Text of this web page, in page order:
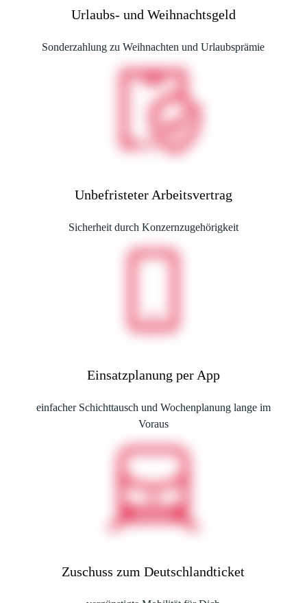
Urlaubs- und Weihnachtsgeld
Sonderzahlung zu Weihnachten und Urlaubsprämie
Unbefristeter Arbeitsvertrag
Sicherheit durch Konzernzugehörigkeit
Einsatzplanung per App
einfacher Schichttausch und Wochenplanung lange im
Voraus
Zuschuss zum Deutschlandticket